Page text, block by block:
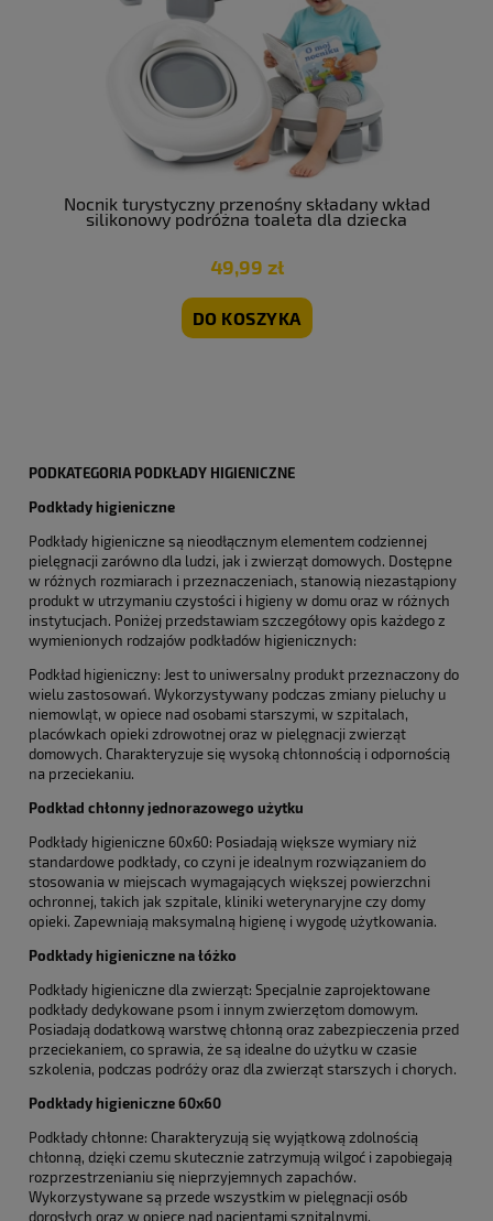
Nocnik turystyczny przenośny składany wkład
silikonowy podróżna toaleta dla dziecka
49,99 zł
DO KOSZYKA
PODKATEGORIA PODKŁADY HIGIENICZNE
Podkłady higieniczne
Podkłady higieniczne są nieodłącznym elementem codziennej
pielęgnacji zarówno dla ludzi, jak i zwierząt domowych. Dostępne
w różnych rozmiarach i przeznaczeniach, stanowią niezastąpiony
produkt w utrzymaniu czystości i higieny w domu oraz w różnych
instytucjach. Poniżej przedstawiam szczegółowy opis każdego z
wymienionych rodzajów podkładów higienicznych:
Podkład higieniczny: Jest to uniwersalny produkt przeznaczony do
wielu zastosowań. Wykorzystywany podczas zmiany pieluchy u
niemowląt, w opiece nad osobami starszymi, w szpitalach,
placówkach opieki zdrowotnej oraz w pielęgnacji zwierząt
domowych. Charakteryzuje się wysoką chłonnością i odpornością
na przeciekaniu.
Podkład chłonny jednorazowego użytku
Podkłady higieniczne 60x60: Posiadają większe wymiary niż
standardowe podkłady, co czyni je idealnym rozwiązaniem do
stosowania w miejscach wymagających większej powierzchni
ochronnej, takich jak szpitale, kliniki weterynaryjne czy domy
opieki. Zapewniają maksymalną higienę i wygodę użytkowania.
Podkłady higieniczne na łóżko
Podkłady higieniczne dla zwierząt: Specjalnie zaprojektowane
podkłady dedykowane psom i innym zwierzętom domowym.
Posiadają dodatkową warstwę chłonną oraz zabezpieczenia przed
przeciekaniem, co sprawia, że są idealne do użytku w czasie
szkolenia, podczas podróży oraz dla zwierząt starszych i chorych.
Podkłady higieniczne 60x60
Podkłady chłonne: Charakteryzują się wyjątkową zdolnością
chłonną, dzięki czemu skutecznie zatrzymują wilgoć i zapobiegają
rozprzestrzenianiu się nieprzyjemnych zapachów.
Wykorzystywane są przede wszystkim w pielęgnacji osób
dorosłych oraz w opiece nad pacjentami szpitalnymi.